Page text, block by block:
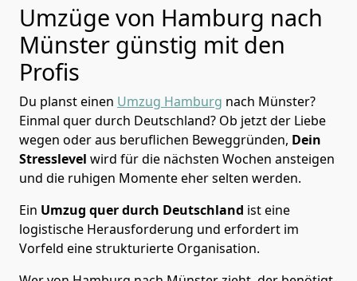
Umzüge von Hamburg nach
Münster günstig mit den
Profis
Du planst einen Umzug Hamburg nach Münster?
Einmal quer durch Deutschland? Ob jetzt der Liebe
wegen oder aus beruflichen Beweggründen, Dein
Stresslevel wird für die nächsten Wochen ansteigen
und die ruhigen Momente eher selten werden.
Ein Umzug quer durch Deutschland ist eine
logistische Herausforderung und erfordert im
Vorfeld eine strukturierte Organisation.